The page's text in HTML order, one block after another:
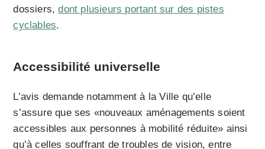
dossiers,dont plusieurs portant sur des pistes
cyclables.
Accessibilité universelle
L’avis demande notamment à la Ville qu’elle
s’assure que ses «nouveaux aménagements soient
accessibles aux personnes à mobilité réduite» ainsi
qu’à celles souffrant de troubles de vision, entre